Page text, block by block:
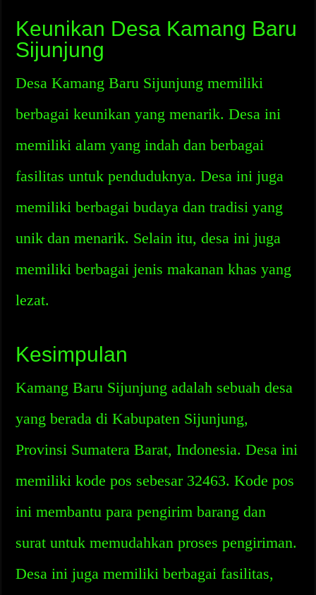
Keunikan Desa Kamang Baru
Sijunjung
Desa Kamang Baru Sijunjung memiliki
berbagai keunikan yang menarik. Desa ini
memiliki alam yang indah dan berbagai
fasilitas untuk penduduknya. Desa ini juga
memiliki berbagai budaya dan tradisi yang
unik dan menarik. Selain itu, desa ini juga
memiliki berbagai jenis makanan khas yang
lezat.
Kesimpulan
Kamang Baru Sijunjung adalah sebuah desa
yang berada di Kabupaten Sijunjung,
Provinsi Sumatera Barat, Indonesia. Desa ini
memiliki kode pos sebesar 32463. Kode pos
ini membantu para pengirim barang dan
surat untuk memudahkan proses pengiriman.
Desa ini juga memiliki berbagai fasilitas,